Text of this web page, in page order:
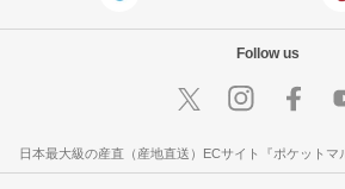
Follow us
日本最大級の産直（産地直送）ECサイト『ポケットマ